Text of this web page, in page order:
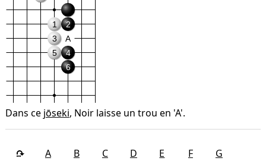
2
4
6
1
3
5
A
Dans ce jōseki, Noir laisse un trou en 'A'.
A B C D E F G